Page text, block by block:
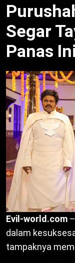
Segar
Panas Ini
Evil-world.com
dalam
tampaknya